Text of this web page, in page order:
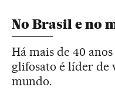
No Brasil e no
Há mais de 40
glifosato é líder de
mundo.